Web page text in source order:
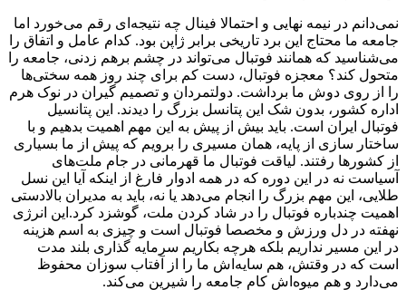
نمی‌دانم در نیمه نهایی و احتمالا فینال چه نتیجه‌ای رقم می‌خورد اما
جامعه ما محتاج این برد تاریخی برابر ژاپن بود. کدام عامل و اتفاق را
می‌شناسید که همانند فوتبال می‌تواند در چشم برهم زدنی، جامعه را
متحول کند؟ معجزه فوتبال، دست کم برای چند روز همه سختی‌ها
را از روی دوش ما برداشت. دولتمردان و تصمیم گیران در نوک هرم
اداره کشور، بدون شک این پتانسل بزرگ را دیدند. این پتانسیل
فوتبال ایران است. باید بیش از پیش به این مهم اهمیت بدهیم و با
ساختار سازی از پایه، همان مسیری را برویم که پیش از ما بسیاری
از کشورها رفتند. لیاقت فوتبال ما قهرمانی در جام ملت‌های
آسیاست نه در این دوره که در همه ادوار فارغ از اینکه آیا این نسل
طلایی، این مهم بزرگ را انجام می‌دهد یا نه، باید به مدیران بالادستی
اهمیت چندباره فوتبال را در شاد کردن ملت، گوشزد کرد.این انرژی
نهفته در دل ورزش و مخصصا فوتبال است و چیزی به اسم هزینه
در این مسیر نداریم بلکه هرچه بکاریم سرمایه گذاری بلند مدت
است که در وقتش، هم سایه‌اش ما را از آفتاب سوزان محفوظ
می‌دارد و هم میوه‌اش کام جامعه را شیرین می‌کند.